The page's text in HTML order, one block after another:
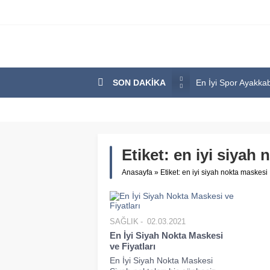
SON DAKİKA
En İyi Spor
Bozcaada En İyi
En İyi Kargo
Etiket: en iyi siyah
Anasayfa » Etiket: en iyi siyah nokta maskesi
SAĞLIK 02.03.2021
En İyi Siyah Nokta Maskesi
ve Fiyatları
En İyi Siyah Nokta Maskesi